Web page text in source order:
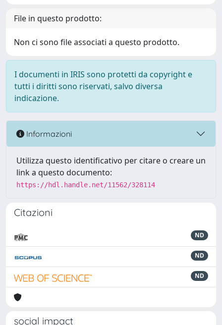
File in questo prodotto:
Non ci sono file associati a questo prodotto.
I documenti in IRIS sono protetti da copyright e
tutti i diritti sono riservati, salvo diversa
indicazione.
Informazioni
Utilizza questo identificativo per citare o creare un
link a questo documento:
https://hdl.handle.net/11562/328114
Citazioni
ND
ND
ND
social impact